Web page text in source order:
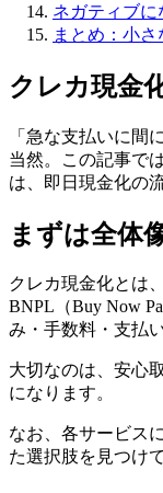
ネガティブに
まとめ：小
クレカ現金
「急な支払いに
当然。この記事で
は、即日現金化の
まずは全体
クレカ現金化とは
BNPL（Buy Now
み・手数料・支払
大切なのは、安心
になります。
なお、各サービス
た選択肢を見つけ